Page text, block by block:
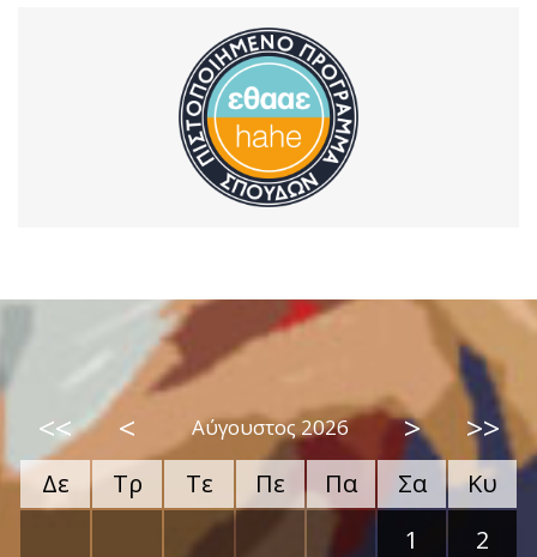
<< < Αύγουστος 2026 > >>
Δε Τρ Τε Πε Πα Σα
Κυ
1
2